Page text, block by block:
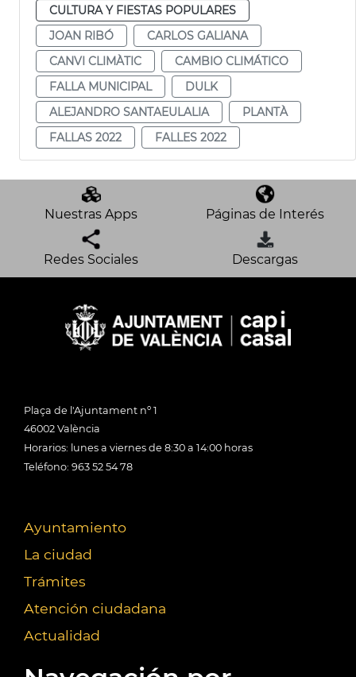
CULTURA Y FIESTAS POPULARES
JOAN RIBÓ
CARLOS GALIANA
CANVI CLIMÀTIC
CAMBIO CLIMÁTICO
FALLA MUNICIPAL
DULK
ALEJANDRO SANTAEULALIA
PLANTÀ
FALLAS 2022
FALLES 2022
Nuestras Apps Páginas de Interés
Redes Sociales Descargas
Plaça de l'Ajuntament nº 1
46002 València
Horarios: lunes a viernes de 8:30 a 14:00 horas
Teléfono: 963 52 54 78
Ayuntamiento
La ciudad
Trámites
Atención ciudadana
Actualidad